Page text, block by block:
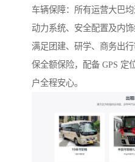
车辆保障：所有运营大巴
动力系统、安全配置及内饰
满足团建、研学、商务出
保全额保险，配备 GPS 定
户全程安心。